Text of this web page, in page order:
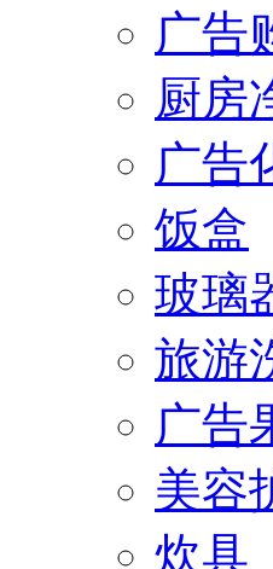
广告
厨房
广告
饭盒
玻璃
旅游
广告
美容
炊具